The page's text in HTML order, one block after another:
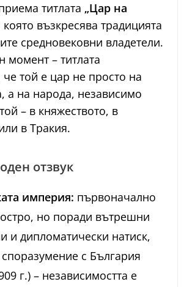
титлата „Цар на
която възкресява традицията
средновековни владетели.
момент – титлата
че той е цар не просто на
а на народа, независимо
– в княжеството, в
в Тракия.
отзвук
империя: първоначално
но поради вътрешни
и дипломатически натиск,
с България
г.) – независимостта е